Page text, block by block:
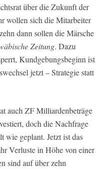
über die Zukunft der
wollen sich die Mitarbeiter
dann sollen die Märsche
Zeitung. Dazu
Kundgebungsbeginn ist
jetzt – Strategie statt
auch ZF Milliardenbeträge
doch die Nachfrage
wie geplant. Jetzt ist das
Verluste in Höhe von einer
sind auf über zehn